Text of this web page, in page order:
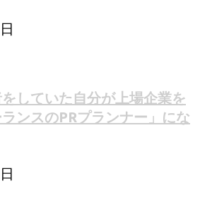
していた自分が上場企業を
ンスのPRプランナー」にな